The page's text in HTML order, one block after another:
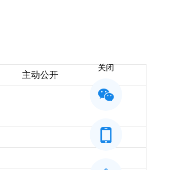
主动公开
关闭